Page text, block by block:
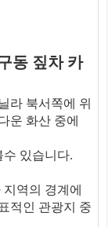
동 짚차 카
라 북서쪽에 위
운 화산 중에
수 있습니다.
역의 경계에
적인 관광지 중